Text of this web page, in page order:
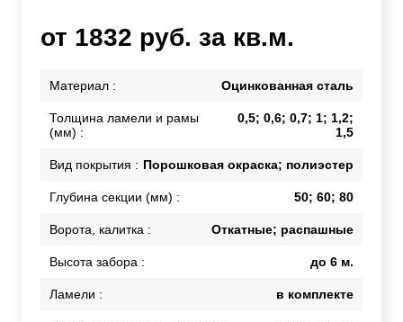
от 1832 руб. за кв.м.
Материал : Оцинкованная сталь
Толщина ламели и рамы
(мм) :
0,5; 0,6; 0,7; 1; 1,2;
1,5
Вид покрытия : Порошковая окраска; полиэстер
Глубина секции (мм) : 50; 60; 80
Ворота, калитка : Откатные; распашные
Высота забора : до 6 м.
Ламели : в комплекте